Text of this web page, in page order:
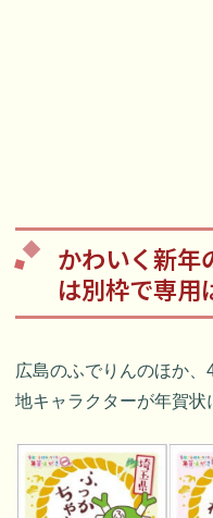
かわいく新年
は別枠で専用
広島のふでりんのほか
地キャラクターが年賀状